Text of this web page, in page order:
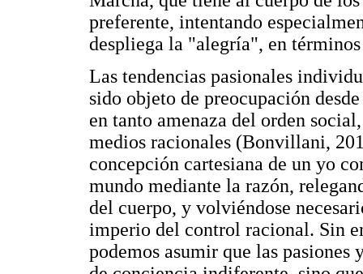
preferente, intentando
despliega la "alegría", en
Las tendencias pasionales
sido objeto de preocupación
en tanto amenaza del orden
medios racionales (Bonvillani,
concepción cartesiana de un yo
mundo mediante la razón,
del cuerpo, y volviéndose
imperio del control racional. Sin
podemos asumir que las pasiones